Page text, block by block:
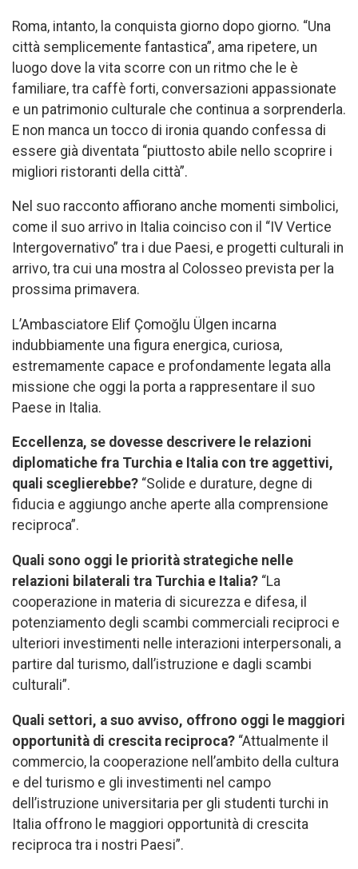
Roma, intanto, la conquista giorno dopo giorno. “Una
città semplicemente fantastica”, ama ripetere, un
luogo dove la vita scorre con un ritmo che le è
familiare, tra caffè forti, conversazioni appassionate
e un patrimonio culturale che continua a sorprenderla.
E non manca un tocco di ironia quando confessa di
essere già diventata “piuttosto abile nello scoprire i
migliori ristoranti della città”.
Nel suo racconto affiorano anche momenti simbolici,
come il suo arrivo in Italia coinciso con il “IV Vertice
Intergovernativo” tra i due Paesi, e progetti culturali in
arrivo, tra cui una mostra al Colosseo prevista per la
prossima primavera.
L’Ambasciatore Elif Çomoğlu Ülgen incarna
indubbiamente una figura energica, curiosa,
estremamente capace e profondamente legata alla
missione che oggi la porta a rappresentare il suo
Paese in Italia.
Eccellenza, se dovesse descrivere le relazioni
diplomatiche fra Turchia e Italia con tre aggettivi,
quali sceglierebbe? “Solide e durature, degne di
fiducia e aggiungo anche aperte alla comprensione
reciproca”.
Quali sono oggi le priorità strategiche nelle
relazioni bilaterali tra Turchia e Italia? “La
cooperazione in materia di sicurezza e difesa, il
potenziamento degli scambi commerciali reciproci e
ulteriori investimenti nelle interazioni interpersonali, a
partire dal turismo, dall’istruzione e dagli scambi
culturali”.
Quali settori, a suo avviso, offrono oggi le maggiori
opportunità di crescita reciproca? “Attualmente il
commercio, la cooperazione nell’ambito della cultura
e del turismo e gli investimenti nel campo
dell’istruzione universitaria per gli studenti turchi in
Italia offrono le maggiori opportunità di crescita
reciproca tra i nostri Paesi”.